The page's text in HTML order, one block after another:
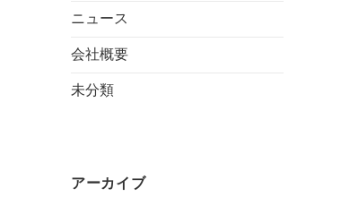
ニュース
会社概要
未分類
アーカイブ